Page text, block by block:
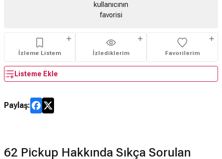
kullanıcının
favorisi
İzleme Listem İzlediklerim Favorilerim
Listeme Ekle
Paylaş:
62 Pickup Hakkında Sıkça Sorulan